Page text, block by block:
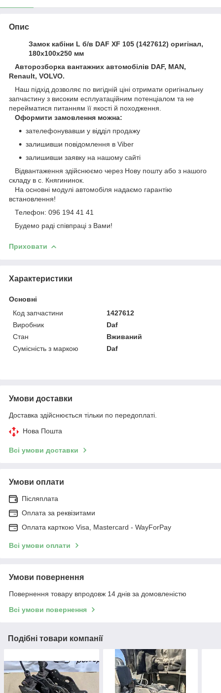
Опис
Замок кабіни L б/в DAF XF 105 (1427612) оригінал,
180х100х250 мм
Авторозборка вантажних автомобілів DAF, MAN,
Renault, VOLVO.
Наш підхід дозволяє по вигідній ціні отримати оригінальну
запчастину з високим есплуатаційним потенціалом та не
перейматися питанням її якості й походження.
Оформити замовлення можна:
зателефонувавши у відділ продажу
залишивши повідомлення в Viber
залишивши заявку на нашому сайті
Відвантаження здійснюємо через Нову пошту або з нашого
складу в с. Княгининок.
На основні модулі автомобіля надаємо гарантію
встановлення!
Телефон: 096 194 41 41
Будемо раді співпраці з Вами!
Приховати
Характеристики
Основні
Код запчастини
1427612
Виробник
Daf
Стан
Вживаний
Сумісність з маркою
Daf
Умови доставки
Доставка здійснюється тільки по передоплаті.
Нова Пошта
Всі умови доставки
Умови оплати
Післяплата
Оплата за реквізитами
Оплата карткою Visa, Mastercard - WayForPay
Всі умови оплати
Умови повернення
Повернення товару впродовж 14 днів за домовленістю
Всі умови повернення
Подібні товари компанії